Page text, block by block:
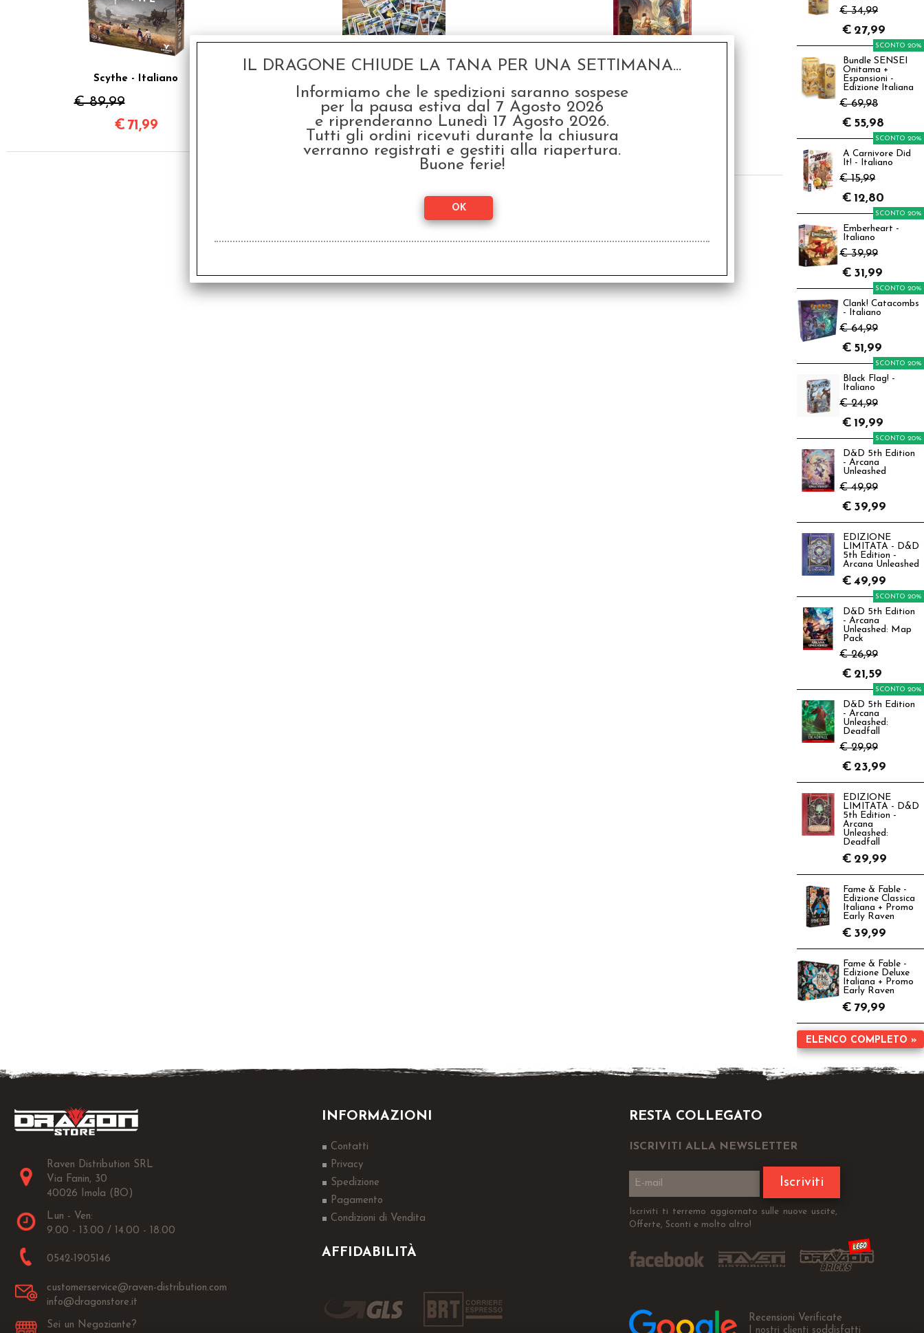
Scythe - Italiano
€ 89,99
€ 71,99
Box - Carte Promo
€ 14,99
€12,00
Practically Complete
€ 34,99
€ 34,99
€ 27,99
Bundle SENSEI
Onitama +
Espansioni -
Edizione Italiana
€ 69,98
SCONTO 20%
€ 55,98
A Carnivore Did
It! - Italiano
€ 15,99
SCONTO 20%
€ 12,80
Emberheart -
Italiano
€ 39,99
SCONTO 20%
€ 31,99
Clank! Catacombs
- Italiano
€ 64,99
SCONTO 20%
€ 51,99
Black Flag! -
Italiano
€ 24,99
SCONTO 20%
€ 19,99
D&D 5th Edition
- Arcana
Unleashed
€ 49,99
SCONTO 20%
€ 39,99
EDIZIONE
LIMITATA - D&D
5th Edition -
Arcana Unleashed
€ 49,99
D&D 5th Edition
- Arcana
Unleashed: Map
Pack
€ 26,99
SCONTO 20%
€ 21,59
D&D 5th Edition
- Arcana
Unleashed:
Deadfall
€ 29,99
SCONTO 20%
€ 23,99
EDIZIONE
LIMITATA - D&D
5th Edition -
Arcana
Unleashed:
Deadfall
€ 29,99
Fame & Fable -
Edizione Classica
Italiana + Promo
Early Raven
€ 39,99
Fame & Fable -
Edizione Deluxe
Italiana + Promo
Early Raven
€ 79,99
ELENCO COMPLETO »
Raven Distribution SRL
Via Fanin, 30
40026 Imola (BO)
Lun - Ven:
9.00 - 13.00 / 14.00 - 18.00
0542-1905146
customerservice@raven-distribution.com
info@dragonstore.it
Sei un Negoziante?
INFORMAZIONI
Contatti
Privacy
Spedizione
Pagamento
Condizioni di Vendita
AFFIDABILITÀ
RESTA COLLEGATO
ISCRIVITI ALLA NEWSLETTER
Iscriviti
Iscriviti ti terremo aggiornato sulle nuove uscite,
Offerte, Sconti e molto altro!
Recensioni Verificate
I nostri clienti soddisfatti
IL DRAGONE CHIUDE LA TANA PER UNA SETTIMANA...
Informiamo che le spedizioni saranno sospese
per la pausa estiva dal 7 Agosto 2026
e riprenderanno Lunedì 17 Agosto 2026.
Tutti gli ordini ricevuti durante la chiusura
verranno registrati e gestiti alla riapertura.
Buone ferie!